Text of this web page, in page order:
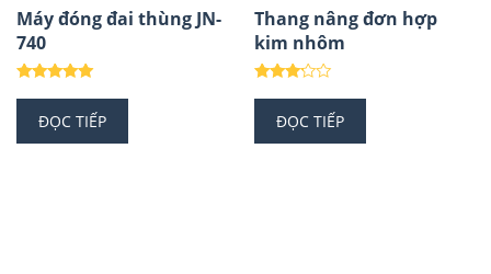
Máy đóng đai thùng JN-
740
5.00
5 sao
ĐỌC TIẾP
Thang nâng đơn hợp
kim nhôm
hạngĐỌC TIẾP